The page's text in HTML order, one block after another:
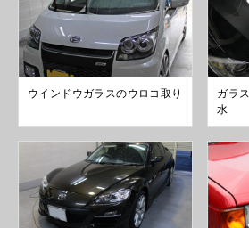
ウインドウガラスのウロコ取り
ガラ
水